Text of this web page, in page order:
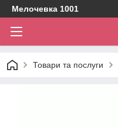
Мелочевка 1001
Товари та послуги